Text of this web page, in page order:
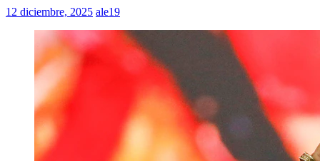
12 diciembre, 2025 ale19